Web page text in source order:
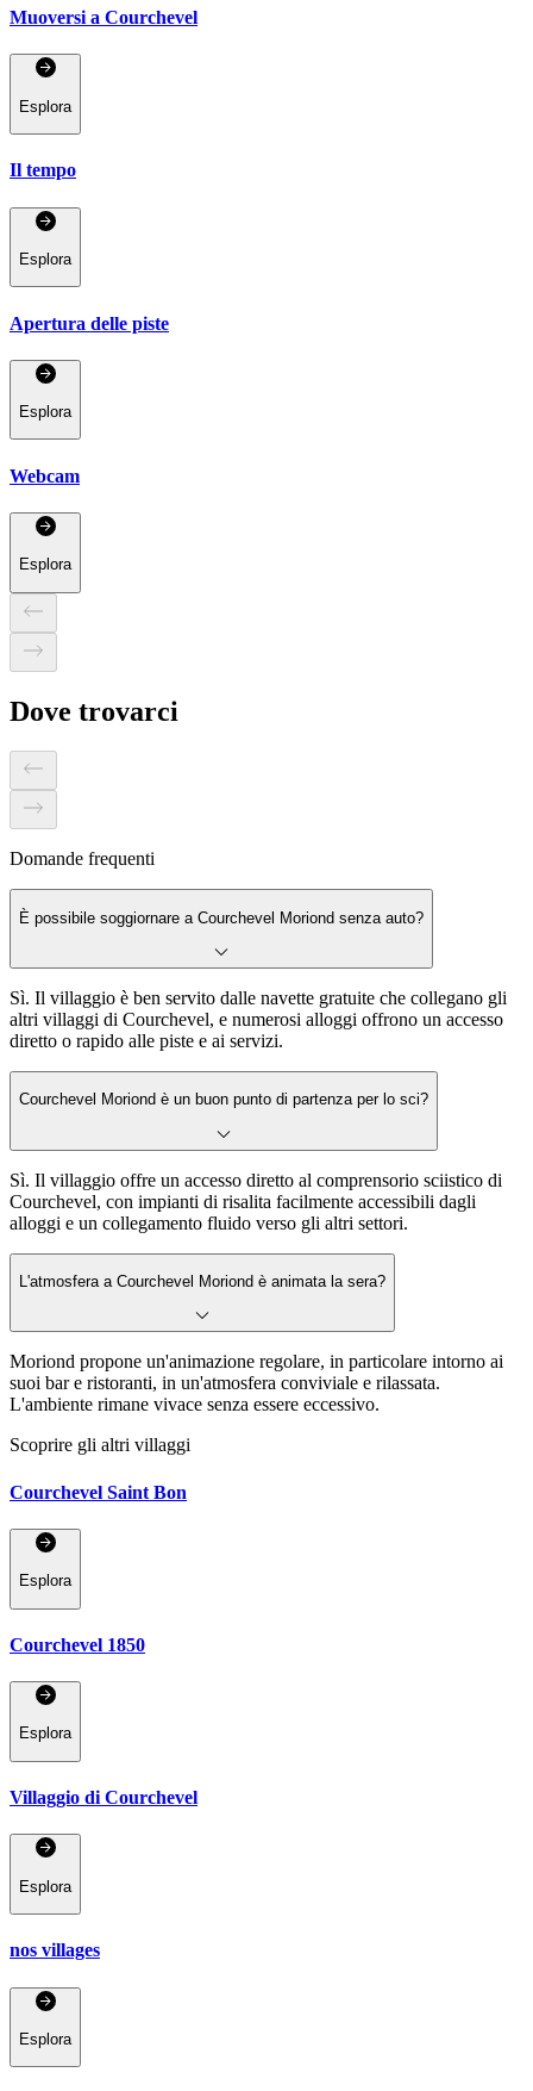
Muoversi a Courchevel
Esplora
Il tempo
Esplora
Apertura delle piste
Esplora
Webcam
Esplora
Dove trovarci
Domande frequenti
È possibile soggiornare a Courchevel Moriond senza auto?
Sì. Il villaggio è ben servito dalle navette gratuite che collegano gli
altri villaggi di Courchevel, e numerosi alloggi offrono un accesso
diretto o rapido alle piste e ai servizi.
Courchevel Moriond è un buon punto di partenza per lo sci?
Sì. Il villaggio offre un accesso diretto al comprensorio sciistico di
Courchevel, con impianti di risalita facilmente accessibili dagli
alloggi e un collegamento fluido verso gli altri settori.
L'atmosfera a Courchevel Moriond è animata la sera?
Moriond propone un'animazione regolare, in particolare intorno ai
suoi bar e ristoranti, in un'atmosfera conviviale e rilassata.
L'ambiente rimane vivace senza essere eccessivo.
Scoprire gli altri villaggi
Courchevel Saint Bon
Esplora
Courchevel 1850
Esplora
Villaggio di Courchevel
Esplora
nos villages
Esplora